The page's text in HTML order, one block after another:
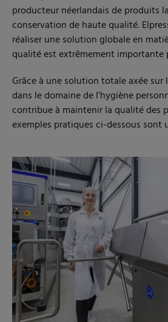
producteur néerlandais de produits
conservation de haute qualité.
réaliser une solution globale en
qualité est extrêmement importante
Grâce à une solution totale axée sur
dans le domaine de l’hygiène
contribue à maintenir la qualité des
exemples pratiques ci-dessous sont